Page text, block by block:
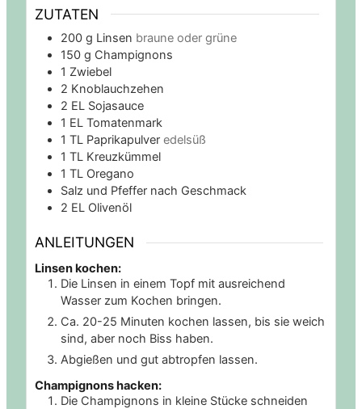
ZUTATEN
200 g Linsen braune oder grüne
150 g Champignons
1 Zwiebel
2 Knoblauchzehen
2 EL Sojasauce
1 EL Tomatenmark
1 TL Paprikapulver edelsüß
1 TL Kreuzkümmel
1 TL Oregano
Salz und Pfeffer nach Geschmack
2 EL Olivenöl
ANLEITUNGEN
Linsen kochen:
Die Linsen in einem Topf mit ausreichend
Wasser zum Kochen bringen.
Ca. 20-25 Minuten kochen lassen, bis sie weich
sind, aber noch Biss haben.
Abgießen und gut abtropfen lassen.
Champignons hacken:
Die Champignons in kleine Stücke schneiden